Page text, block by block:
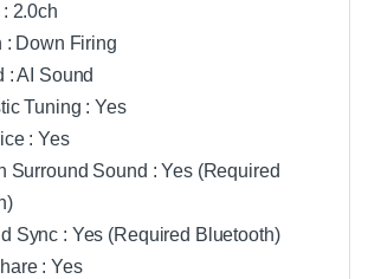
2.0ch
: Down Firing
: AI Sound
Tuning : Yes
: Yes
Surround Sound : Yes (Required
Sync : Yes (Required Bluetooth)
: Yes